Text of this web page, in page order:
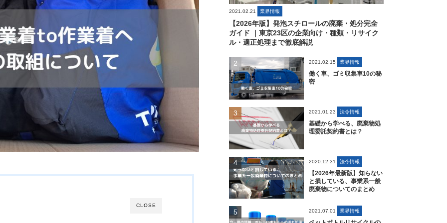
CLOSE
2021.02.21 業界情報
【2026年版】発泡スチロールの廃棄・処分完全
ガイド ｜東京23区の企業向け・種類・リサイク
ル・適正処理まで徹底解説
2021.02.15 業界情報
働く車、ゴミ収集車10の秘
密
2021.01.23 法令情報
基礎から学べる、廃棄物処
理委託契約書とは？
2020.12.31 法令情報
【2026年最新版】知らない
と損している、事業系一般
廃棄物についてのまとめ
2021.07.01 業界情報